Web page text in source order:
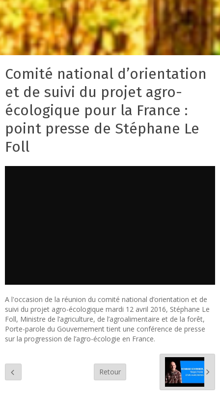
Comité national d’orientation
et de suivi du projet agro-
écologique pour la France :
point presse de Stéphane Le
Foll
A l'occasion de la réunion du comité national d’orientation et de
suivi du projet agro-écologique mardi 12 avril 2016, Stéphane Le
Foll, Ministre de l’agriculture, de l’agroalimentaire et de la forêt,
Porte-parole du Gouvernement tient une conférence de presse
sur la progression de l’agro-écologie en France.
Retour